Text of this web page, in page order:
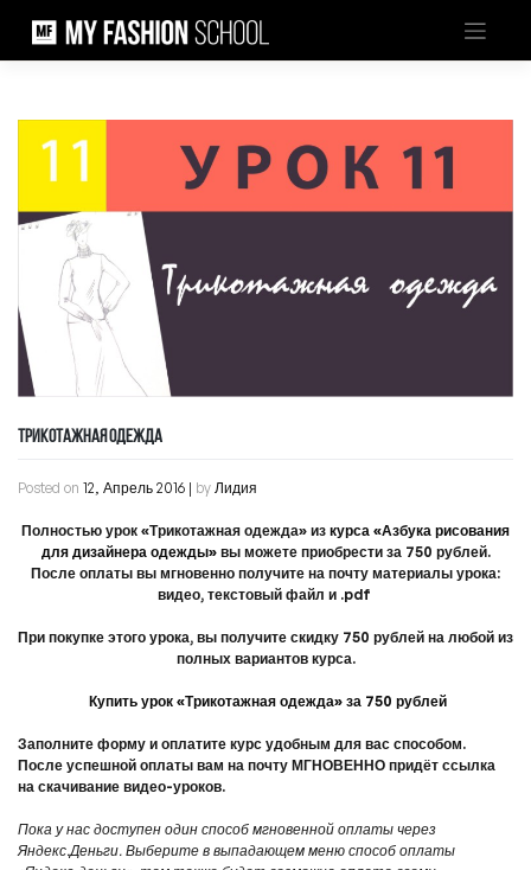
ТРИКОТАЖНАЯ ОДЕЖДА
Posted on 12, Апрель 2016 | by Лидия
Полностью урок «Трикотажная одежда» из курса «Азбука рисования
для дизайнера одежды»вы можете приобрести за 750 рублей.
После оплаты вы мгновенно получите на почту материалы урока:
видео, текстовый файл и .pdf
При покупке этого урока, вы получите скидку 750 рублей на любой из
полных вариантов курса.
Купить урок «Трикотажная одежда» за 750 рублей
Заполните форму и оплатите курс удобным для вас способом.
После успешной оплаты вам на почту МГНОВЕННО придёт ссылка
на скачивание видео-уроков.
Пока у нас доступен один способ мгновенной оплаты через
Яндекс.Деньги. Выберите в выпадающем меню способ оплаты